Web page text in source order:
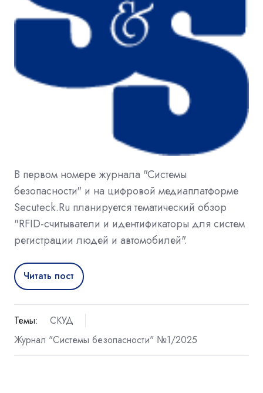
В первом номере журнала "Системы
безопасности" и на цифровой медиаплатформе
Secuteck.Ru планируется тематический обзор
"RFID-считыватели и идентификаторы для систем
регистрации людей и автомобилей".
Читать пост
Темы:
СКУД
Журнал "Системы безопасности" №1/2025